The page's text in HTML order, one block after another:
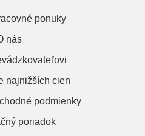
ponuky
nás
najnižších cien
podmienky
poriadok